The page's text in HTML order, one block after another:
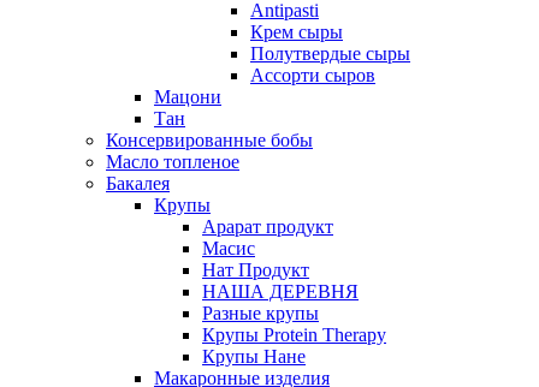
Antipasti
Крем сыры
Полутвердые сыры
Ассорти сыров
Мацони
Тан
Консервированные бобы
Масло топленое
Бакалея
Крупы
Арарат продукт
Масис
Нат Продукт
НАША ДЕРЕВНЯ
Разные крупы
Крупы Protein Therapy
Крупы Нане
Макаронные изделия